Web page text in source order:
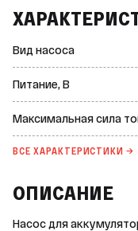
Вид насоса
Питание, В
Максимальная сила
ВСЕ ХАРАКТЕРИСТИКИ →
ОПИСАНИЕ
Насос для